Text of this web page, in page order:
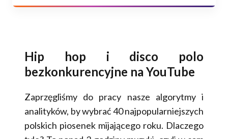
Hip hop i disco polo
bezkonkurencyjne na YouTube
Zaprzęgliśmy do pracy nasze algorytmy i
analityków, by wybrać 40 najpopularniejszych
polskich piosenek mijającego roku. Dlaczego